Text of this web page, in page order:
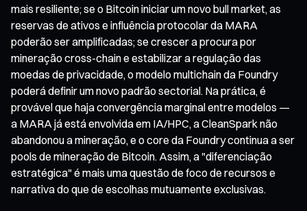
mais resiliente; se o Bitcoin iniciar um novo bull market, as
reservas de ativos e influência protocolar da MARA
poderão ser amplificadas; se crescer a procura por
mineração cross-chain e estabilizar a regulação das
moedas de privacidade, o modelo multichain da Foundry
poderá definir um novo padrão sectorial. Na prática, é
provável que haja convergência marginal entre modelos —
a MARA já está envolvida em IA/HPC, a CleanSpark não
abandonou a mineração, e o core da Foundry continua a ser
pools de mineração de Bitcoin. Assim, a "diferenciação
estratégica" é mais uma questão de foco de recursos e
narrativa do que de escolhas mutuamente exclusivas.